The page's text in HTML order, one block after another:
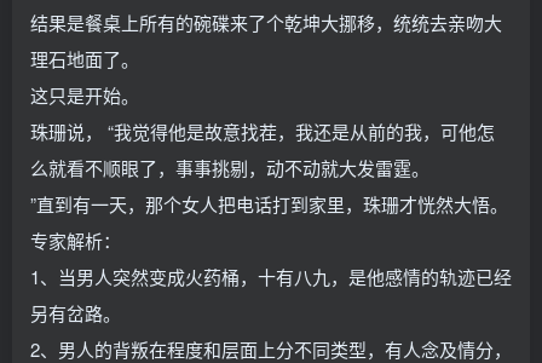
结果是餐桌上所有的碗碟来了个乾坤大挪移，统统去亲吻大
理石地面了。
这只是开始。
珠珊说， “我觉得他是故意找茬，我还是从前的我，可他怎
么就看不顺眼了，事事挑剔，动不动就大发雷霆。
”直到有一天，那个女人把电话打到家里，珠珊才恍然大悟。
专家解析：
1、当男人突然变成火药桶，十有八九，是他感情的轨迹已经
另有岔路。
2、男人的背叛在程度和层面上分不同类型，有人念及情分，